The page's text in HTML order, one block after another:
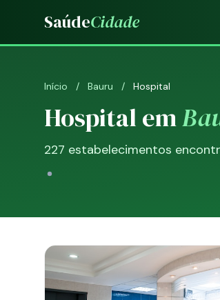
SaúdeCidade
Início / Bauru / Hospital
Hospital em
227 estabelecimentos